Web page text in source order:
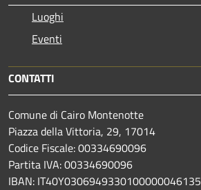
Luoghi
Eventi
CONTATTI
Comune di Cairo Montenotte
Piazza della Vittoria, 29, 17014
Codice Fiscale: 00334690096
Partita IVA: 00334690096
IBAN: IT40Y0306949330100000046135